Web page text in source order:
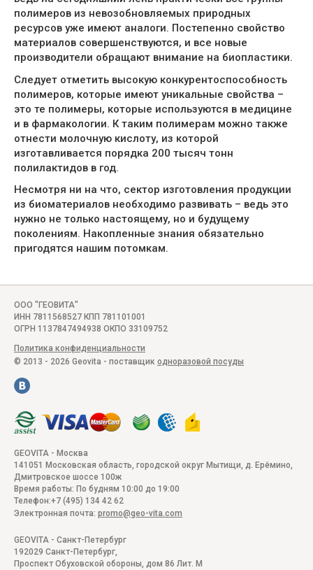
полимеров из невозобновляемых природных
ресурсов уже имеют аналоги. Постепенно свойство
материалов совершенствуются, и все новые
производители обращают внимание на биопластики.
Следует отметить высокую конкурентоспособность
полимеров, которые имеют уникальные свойства –
это те полимеры, которые используются в медицине
и в фармакологии. К таким полимерам можно также
отнести молочную кислоту, из которой
изготавливается порядка 200 тысяч тонн
полилактидов в год.
Несмотря ни на что, сектор изготовления продукции
из биоматериалов необходимо развивать – ведь это
нужно не только настоящему, но и будущему
поколениям. Накопленные знания обязательно
пригодятся нашим потомкам.
ООО "ГЕОВИТА"
ИНН 7811568527 КПП 781101001
ОГРН 1137847494938 ОКПО 33109752
Политика конфиденциальности
© 2013 - 2026 Geovita - поставщик одноразовой посуды
GEOVITA - Москва
141051
Московская область, городской округ Мытищи, д. Ерёмино,
Дмитровское шоссе 100ж
Время работы: По будням 10:00 до 19:00
Телефон:+7 (495) 134 42 62
Электронная почта: promo@geo-vita.com
GEOVITA - Санкт-Петербург
192029 Санкт-Петербург,
Проспект Обуховской обороны, дом 86 Лит. М